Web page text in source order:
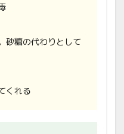
砂糖の代わりとして
くれる